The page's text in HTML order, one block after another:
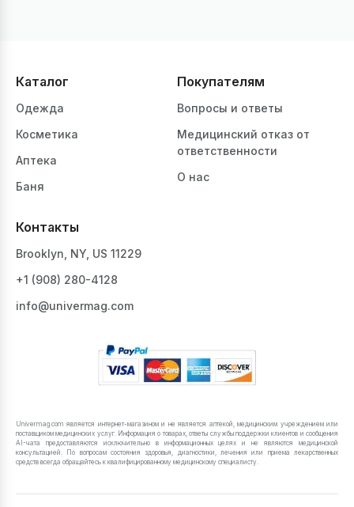
Каталог
Одежда
Косметика
Аптека
Баня
Покупателям
Вопросы и ответы
Медицинский отказ от
ответственности
О нас
Контакты
Brooklyn, NY, US 11229
+1 ‪(908) 280-4128‬
info@univermag.com
Univermag.com является интернет-магазином и не является аптекой, медицинским учреждением или
поставщиком медицинских услуг. Информация о товарах, ответы службы поддержки клиентов и сообщения
AI-чата предоставляются исключительно в информационных целях и не являются медицинской
консультацией. По вопросам состояния здоровья, диагностики, лечения или приема лекарственных
средств всегда обращайтесь к квалифицированному медицинскому специалисту.